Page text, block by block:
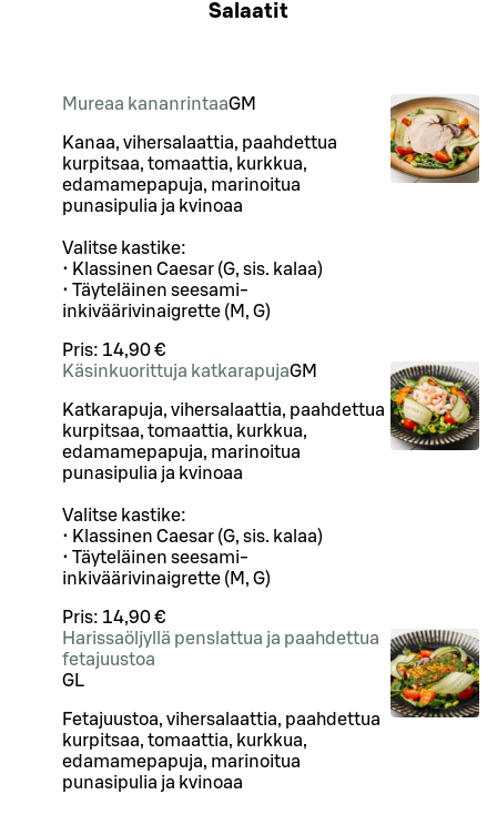
Salaatit
Mureaa kananrintaaGM
Kanaa, vihersalaattia, paahdettua
kurpitsaa, tomaattia, kurkkua,
edamamepapuja, marinoitua
punasipulia ja kvinoaa
Valitse kastike:
• Klassinen Caesar (G, sis. kalaa)
• Täyteläinen seesami-
inkiväärivinaigrette (M, G)
Pris: 14,90 €
Käsinkuorittuja katkarapujaGM
Katkarapuja, vihersalaattia, paahdettua
kurpitsaa, tomaattia, kurkkua,
edamamepapuja, marinoitua
punasipulia ja kvinoaa
Valitse kastike:
• Klassinen Caesar (G, sis. kalaa)
• Täyteläinen seesami-
inkiväärivinaigrette (M, G)
Pris: 14,90 €
Harissaöljyllä penslattua ja paahdettua
fetajuustoa
GL
Fetajuustoa, vihersalaattia, paahdettua
kurpitsaa, tomaattia, kurkkua,
edamamepapuja, marinoitua
punasipulia ja kvinoaa